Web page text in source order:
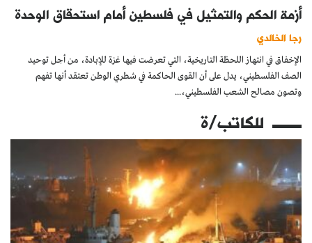
أزمة الحكم والتمثيل في فلسطين أمام استحقاق الوحدة
رجا الخالدي
الإخفاق في انتهاز اللحظة التاريخية، التي تعرضت فيها غزة للإبادة، من أجل توحيد
الصف الفلسطيني، يدل على أن القوى الحاكمة في شطري الوطن تعتقد أنها تفهم
وتصون مصالح الشعب الفلسطيني،...
للكاتب/ة